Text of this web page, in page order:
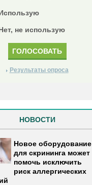
не использую
Результаты опроса
НОВОСТИ
Новое оборудование
для скрининга может
помочь исключить
риск аллергических